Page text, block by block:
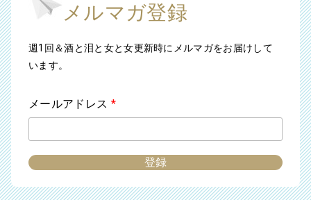
メルマガ登録
週1回＆酒と泪と女と女更新時にメルマガをお届けして
います。
メールアドレス *